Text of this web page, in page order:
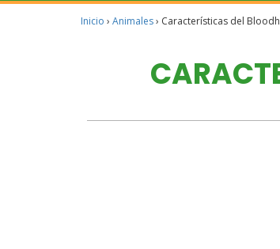
Inicio › Animales› Características del